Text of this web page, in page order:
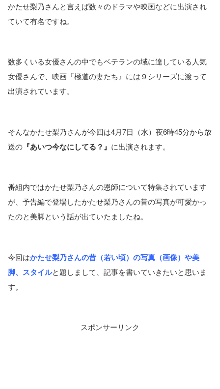
かたせ梨乃さんと言えば数々のドラマや映画などに出演され
ていて有名ですね。
数多くいる女優さんの中でもベテランの域に達している人気
女優さんで、映画『極道の妻たち』には９シリーズに渡って
出演されています。
そんなかたせ梨乃さんが今回は4月7日（水）夜6時45分から放
送の 『あいつ今なにしてる？』 に出演されます。
番組内ではかたせ梨乃さんの恩師について特集されています
が、予告編で登場したかたせ梨乃さんの昔の写真が可愛かっ
たのと美脚という話が出ていたましたね。
今回はかたせ梨乃さんの昔（若い頃）の写真（画像）や美
脚、スタイルと題しまして、記事を書いていきたいと思いま
す。
スポンサーリンク